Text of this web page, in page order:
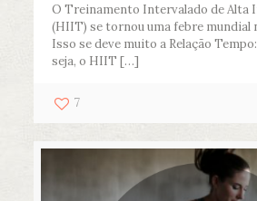
O Treinamento Intervalado de Alta
(HIIT) se tornou uma febre mundial
Isso se deve muito a Relação
seja, o HIIT […]
7